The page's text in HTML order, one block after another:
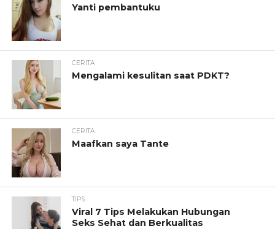
Yanti pembantuku
CERITA
Mengalami kesulitan saat PDKT?
CERITA
Maafkan saya Tante
TIPS
Viral 7 Tips Melakukan Hubungan
Seks Sehat dan Berkualitas